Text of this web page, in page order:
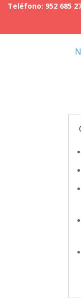
Teléfono: 952 685